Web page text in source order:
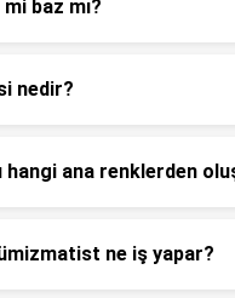
baz mı?
nedir?
hangi ana renklerden
ne iş yapar?